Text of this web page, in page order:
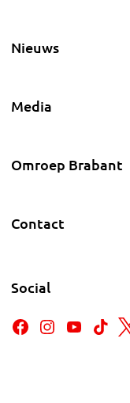
Nieuws
Media
Omroep Brabant
Contact
Social